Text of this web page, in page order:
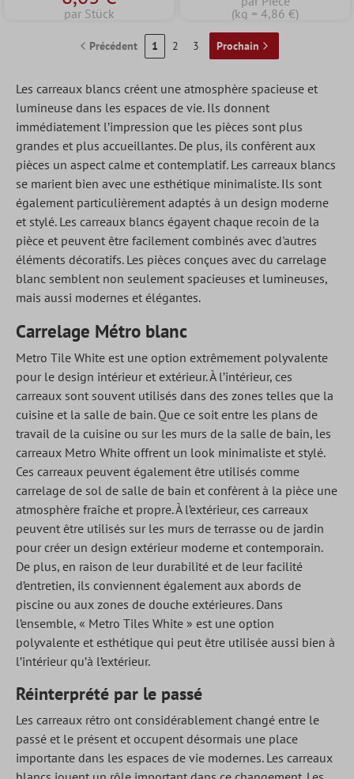
par Stück
(kg = 4,86 €)
Précédent 1 2 3 Prochain
Les carreaux blancs créent une atmosphère spacieuse et
lumineuse dans les espaces de vie. Ils donnent
immédiatement l’impression que les pièces sont plus
grandes et plus accueillantes. De plus, ils confèrent aux
pièces un aspect calme et contemplatif. Les carreaux blancs
se marient bien avec une esthétique minimaliste. Ils sont
également particulièrement adaptés à un design moderne
et stylé. Les carreaux blancs égayent chaque recoin de la
pièce et peuvent être facilement combinés avec d'autres
éléments décoratifs. Les pièces conçues avec du carrelage
blanc semblent non seulement spacieuses et lumineuses,
mais aussi modernes et élégantes.
Carrelage Métro blanc
Metro Tile White est une option extrêmement polyvalente
pour le design intérieur et extérieur. À l’intérieur, ces
carreaux sont souvent utilisés dans des zones telles que la
cuisine et la salle de bain. Que ce soit entre les plans de
travail de la cuisine ou sur les murs de la salle de bain, les
carreaux Metro White offrent un look minimaliste et stylé.
Ces carreaux peuvent également être utilisés comme
carrelage de sol de salle de bain et confèrent à la pièce une
atmosphère fraîche et propre. À l’extérieur, ces carreaux
peuvent être utilisés sur les murs de terrasse ou de jardin
pour créer un design extérieur moderne et contemporain.
De plus, en raison de leur durabilité et de leur facilité
d’entretien, ils conviennent également aux abords de
piscine ou aux zones de douche extérieures. Dans
l’ensemble, « Metro Tiles White » est une option
polyvalente et esthétique qui peut être utilisée aussi bien à
l’intérieur qu’à l’extérieur.
Réinterprété par le passé
Les carreaux rétro ont considérablement changé entre le
passé et le présent et occupent désormais une place
importante dans les espaces de vie modernes. Les carreaux